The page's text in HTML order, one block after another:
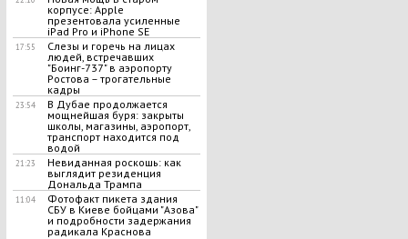
корпусе: Apple
презентовала усиленные
iPad Pro и iPhone SE
17:55
Слезы и горечь на лицах
людей, встречавших
"Боинг-737" в аэропорту
Ростова – трогательные
кадры
23:54
В Дубае продолжается
мощнейшая буря: закрыты
школы, магазины, аэропорт,
транспорт находится под
водой
21:23
Невиданная роскошь: как
выглядит резиденция
Дональда Трампа
11:04
Фотофакт пикета здания
СБУ в Киеве бойцами "Азова"
и подробности задержания
радикала Краснова